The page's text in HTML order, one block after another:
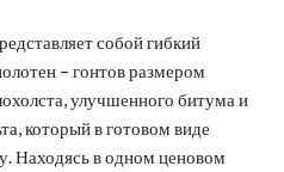
собой гибкий
– гонтов размером
улучшенного битума и
который в готовом виде
Находясь в одном ценовом